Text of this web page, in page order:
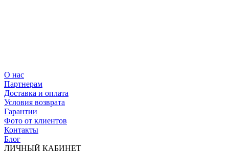
О нас
Партнерам
Доставка и оплата
Условия возврата
Гарантии
Фото от клиентов
Контакты
Блог
ЛИЧНЫЙ КАБИНЕТ